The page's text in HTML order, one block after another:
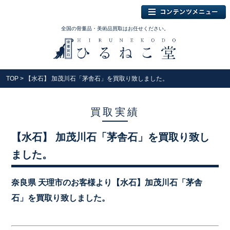
全国の骨董品・美術品買取はお任せください。
TOP > 【水石】 加茂川石「茅舎石」を買取り致しました。
買取実績
【水石】 加茂川石「茅舎石」を買取り致し
ました。
奈良県 天理市のお客様より【水石】加茂川石「茅舎
石」を買取り致しました。